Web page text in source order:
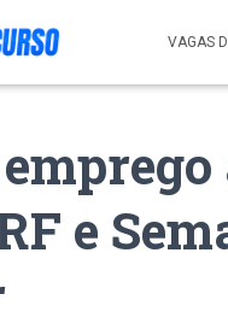
VAGAS
e